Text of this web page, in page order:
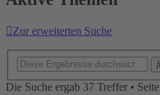
Zur erweiterten Suche
Die Suche ergab 37 Treffer • Seite